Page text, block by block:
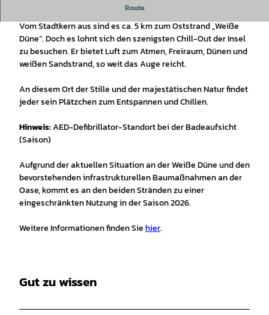
Route
Der weiße Sandstrand lädt zum entspannen ein.
Vom Stadtkern aus sind es ca. 5 km zum Oststrand „Weiße
Düne“. Doch es lohnt sich den szenigsten Chill-Out der Insel
zu besuchen. Er bietet Luft zum Atmen, Freiraum, Dünen und
weißen Sandstrand, so weit das Auge reicht.
An diesem Ort der Stille und der majestätischen Natur findet
jeder sein Plätzchen zum Entspannen und Chillen.
Hinweis:AED-Defibrillator-Standort bei der Badeaufsicht
(Saison)
Aufgrund der aktuellen Situation an der Weiße Düne und den
bevorstehenden infrastrukturellen Baumaßnahmen an der
Oase, kommt es an den beiden Stränden zu einer
eingeschränkten Nutzung in der Saison 2026.
Weitere Informationen finden Siehier.
Gut zu wissen